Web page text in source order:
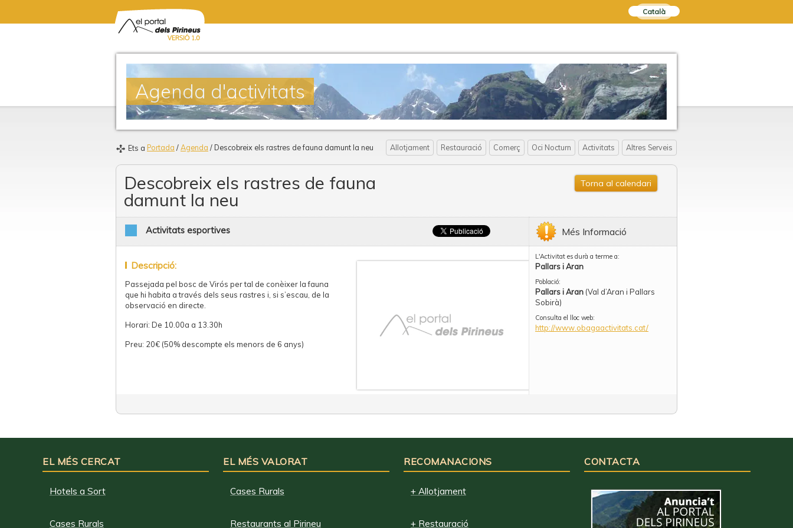
Català
Agenda d'activitats
Ets a Portada / Agenda / Descobreix els rastres de fauna damunt la neu Allotjament Restauració Comerç Oci Nocturn Activitats Altres Serveis
Descobreix els rastres de fauna
damunt la neu
Torna al calendari
Activitats esportives
Descripció:
Passejada pel bosc de Virós per tal de conèixer la fauna
que hi habita a través dels seus rastres i, si s’escau, de la
observació en directe.
Horari: De 10.00a a 13.30h
Preu: 20€ (50% descompte els menors de 6 anys)
Més Informació
L'Activitat es durà a terme a:
Pallars i Aran
Població:
Pallars i Aran (Val d’Aran i Pallars
Sobirà)
Consulta el lloc web:
http://www.obagaactivitats.cat/
EL MÉS CERCAT
Hotels a Sort
Cases Rurals
EL MÉS VALORAT
Cases Rurals
Restaurants al Pirineu
RECOMANACIONS
+ Allotjament
+ Restauració
CONTACTA